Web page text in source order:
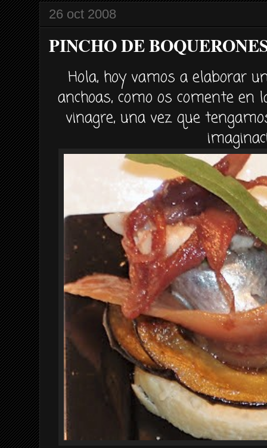
26 oct 2008
PINCHO DE
Hola, hoy vamos a elaborar
anchoas, como os comente en
vinagre, una vez que